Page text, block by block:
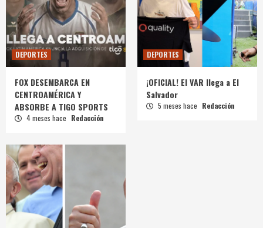
DEPORTES
FOX DESEMBARCA EN
CENTROAMÉRICA Y
ABSORBE A TIGO SPORTS
4 meses hace Redacción
DEPORTES
¡OFICIAL! El VAR llega a El
Salvador
5 meses hace Redacción